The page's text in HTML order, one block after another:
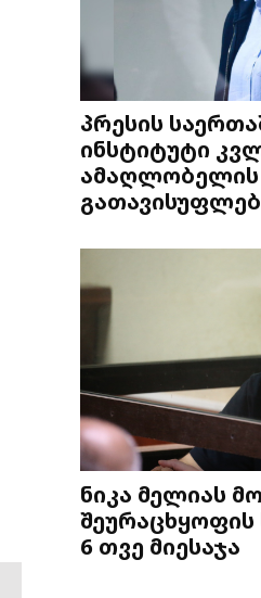
პრესის
ინსტიტუტი
ამაღლობელის
ნიკა მელიას
შეურაცხყოფის
6 თვე მიესაჯა